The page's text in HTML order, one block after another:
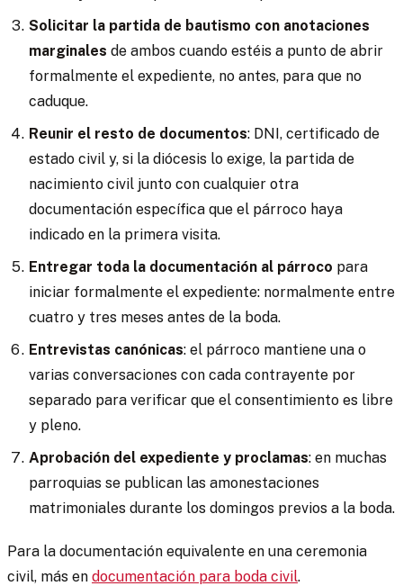
Solicitar la partida de bautismo con anotaciones
marginales de ambos cuando estéis a punto de abrir
formalmente el expediente, no antes, para que no
caduque.
Reunir el resto de documentos: DNI, certificado de
estado civil y, si la diócesis lo exige, la partida de
nacimiento civil junto con cualquier otra
documentación específica que el párroco haya
indicado en la primera visita.
Entregar toda la documentación al párroco para
iniciar formalmente el expediente: normalmente entre
cuatro y tres meses antes de la boda.
Entrevistas canónicas: el párroco mantiene una o
varias conversaciones con cada contrayente por
separado para verificar que el consentimiento es libre
y pleno.
Aprobación del expediente y proclamas: en muchas
parroquias se publican las amonestaciones
matrimoniales durante los domingos previos a la boda.
Para la documentación equivalente en una ceremonia
civil, más en documentación para boda civil.